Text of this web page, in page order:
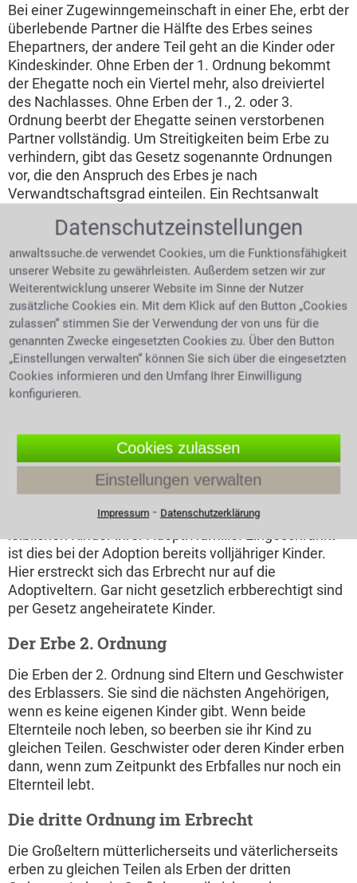
Bei einer Zugewinngemeinschaft in einer Ehe, erbt der
überlebende Partner die Hälfte des Erbes seines
Ehepartners, der andere Teil geht an die Kinder oder
Kindeskinder. Ohne Erben der 1. Ordnung bekommt
der Ehegatte noch ein Viertel mehr, also dreiviertel
des Nachlasses. Ohne Erben der 1., 2. oder 3.
Ordnung beerbt der Ehegatte seinen verstorbenen
Partner vollständig. Um Streitigkeiten beim Erbe zu
verhindern, gibt das Gesetz sogenannte Ordnungen
vor, die den Anspruch des Erbes je nach
Verwandtschaftsgrad einteilen. Ein Rechtsanwalt
Mandanten zu allen rechtlichen Themen das Erbrecht
eine versierte Rechtsberatung.
Erbe der 1. Ordnung
Wenn man von den Erben der ersten Ordnung spricht,
so sind damit die Kinder, Enkelkinder usw. gemeint.
Jedes erbende Kind schließt seine eigenen
Abkömmlinge von der gesetzlichen Erbfolge aus.
Nichteheliche Kinder erben im Erbfall nach dem
Verwandtschaftsverhältnis wurde festgestellt. Leider
erstreckt sich diese Regelung nicht auf uneheliche
Kinder der alten Bundesländer, die vor dem
01.07.1949 geboren wurden. Auch in Kindesalter
adoptierte Kinder erben zu gleichen Teilen wie die
ist dies bei der Adoption bereits volljähriger Kinder.
Hier erstreckt sich das Erbrecht nur auf die
Adoptiveltern. Gar nicht gesetzlich erbberechtigt sind
per Gesetz angeheiratete Kinder.
Der Erbe 2. Ordnung
Die Erben der 2. Ordnung sind Eltern und Geschwister
des Erblassers. Sie sind die nächsten Angehörigen,
wenn es keine eigenen Kinder gibt. Wenn beide
Elternteile noch leben, so beerben sie ihr Kind zu
gleichen Teilen. Geschwister oder deren Kinder erben
dann, wenn zum Zeitpunkt des Erbfalles nur noch ein
Elternteil lebt.
Die dritte Ordnung im Erbrecht
Die Großeltern mütterlicherseits und väterlicherseits
erben zu gleichen Teilen als Erben der dritten
Datenschutzeinstellungen
anwaltssuche.de verwendet Cookies, um die Funktionsfähigkeit
unserer Website zu gewährleisten. Außerdem setzen wir zur
Weiterentwicklung unserer Website im Sinne der Nutzer
zusätzliche Cookies ein. Mit dem Klick auf den Button „Cookies
zulassen“ stimmen Sie der Verwendung der von uns für die
genannten Zwecke eingesetzten Cookies zu. Über den Button
„Einstellungen verwalten“ können Sie sich über die eingesetzten
Cookies informieren und den Umfang Ihrer Einwilligung
konfigurieren.
Cookies zulassen
Einstellungen verwalten
Impressum⁃ Datenschutzerklärung